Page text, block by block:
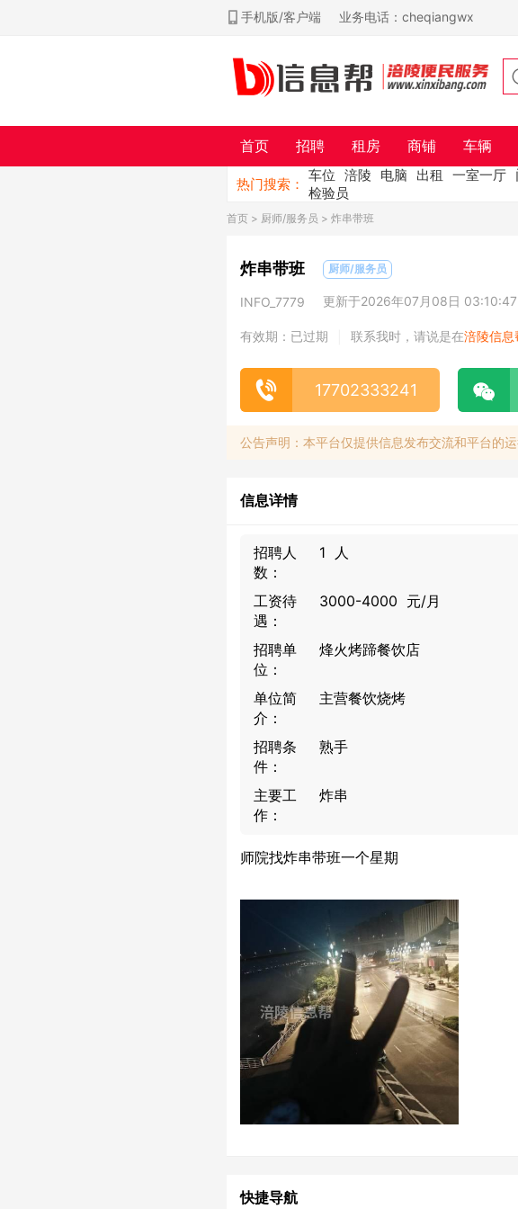
手机版/客户端 业务电话：cheqiangwx
首页 招聘 租房 商铺 车辆
热门搜索：
车位 涪陵 电脑 出租 一室一厅
检验员
首页 > 厨师/服务员 > 炸串带班
炸串带班 厨师/服务员
INFO_7779 更新于2026年07月08日 03:10:47
有效期：已过期 联系我时，请说是在涪陵信息
17702333241
公告声明：本平台仅提供信息发布交流和平台的
信息详情
招聘人
数：
1 人
工资待
遇：
3000-4000 元/月
招聘单
位：
烽火烤蹄餐饮店
单位简
介：
主营餐饮烧烤
招聘条
件：
熟手
主要工
作：
炸串
师院找炸串带班一个星期
快捷导航